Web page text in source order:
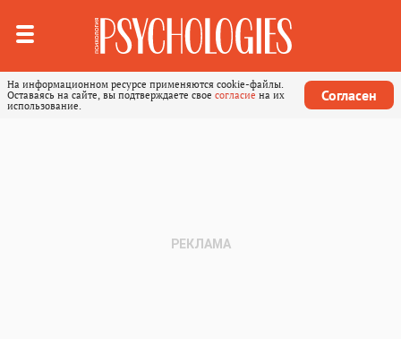
На информационном ресурсе применяются cookie-файлы.
Оставаясь на сайте, вы подтверждаете свое согласие на их
использование.
Согласен